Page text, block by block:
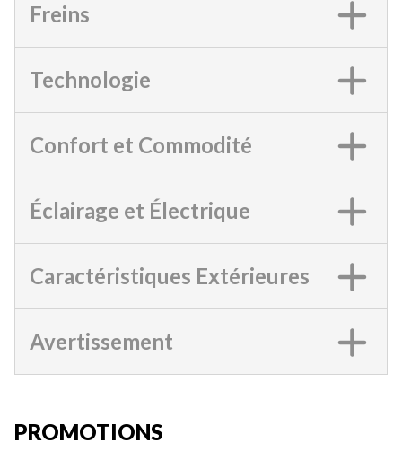
Freins
Technologie
Confort et Commodité
Éclairage et Électrique
Caractéristiques Extérieures
Avertissement
PROMOTIONS